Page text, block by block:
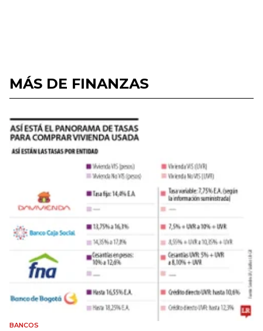
MÁS DE FINANZAS
BANCOS